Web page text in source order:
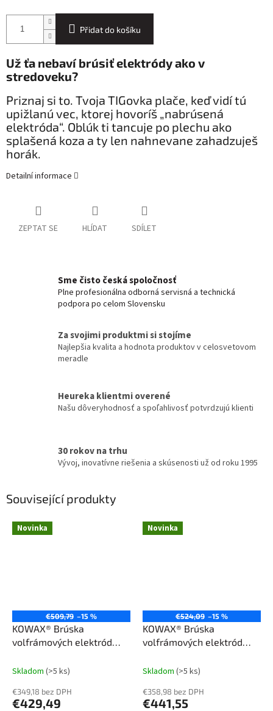
Přidat do košíku
Už ťa nebaví brúsiť elektródy ako v
stredoveku?
Priznaj si to. Tvoja TIGovka plače, keď vidí tú
upižlanú vec, ktorej hovoríš „nabrúsená
elektróda“. Oblúk ti tancuje po plechu ako
splašená koza a ty len nahnevane zahadzuješ
horák.
Detailní informace
ZEPTAT SE HLÍDAT SDÍLET
Sme čisto česká spoločnosť
Plne profesionálna odborná servisná a technická
podpora po celom Slovensku
Za svojimi produktmi si stojíme
Najlepšia kvalita a hodnota produktov v celosvetovom
meradle
Heureka klientmi overené
Našu dôveryhodnosť a spoľahlivosť potvrdzujú klienti
30 rokov na trhu
Vývoj, inovatívne riešenia a skúsenosti už od roku 1995
Související produkty
Novinka
€509,79 –15 %
KOWAX® Brúska
volfrámových elektród
Skladom (>5 ks)
€349,18 bez DPH
€429,49
Novinka
€524,09 –15 %
KOWAX® Brúska
volfrámových elektród
Skladom (>5 ks)
€358,98 bez DPH
€441,55